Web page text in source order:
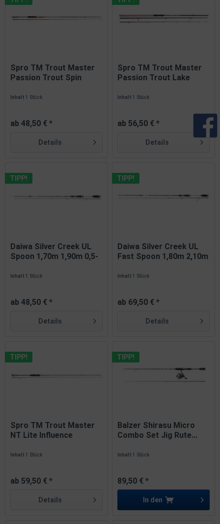
Spro TM Trout Master
Passion Trout Spin
Inhalt1 Stück
ab 48,50 € *
Details
Spro TM Trout Master
Passion Trout Lake
Inhalt1 Stück
ab 56,50 € *
Details
TIPP!
Daiwa Silver Creek UL
Spoon 1,70m 1,90m 0,5-
Inhalt1 Stück
ab 48,50 € *
Details
TIPP!
Daiwa Silver Creek UL
Fast Spoon 1,80m 2,10m
Inhalt1 Stück
ab 69,50 € *
Details
TIPP!
Spro TM Trout Master
NT Lite Influence
Inhalt1 Stück
ab 59,50 € *
Details
TIPP!
Balzer Shirasu Micro
Combo Set Jig Rute...
Inhalt1 Stück
89,50 € *
In den